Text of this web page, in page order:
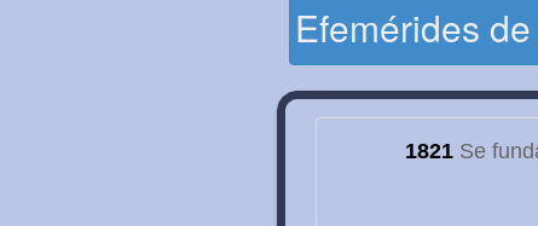
Efemérides
1821Se